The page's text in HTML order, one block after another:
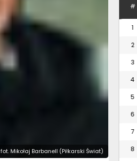
fot. Mikołaj Barbanell (Piłkarski Świat)
#
1
2
3
4
5
6
7
8